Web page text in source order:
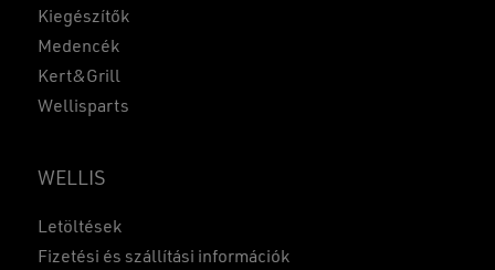
KOSÁR
Kiegészítők
Medencék
Kert&Grill
Wellisparts
WELLIS
Letöltések
Fizetési és szállítási információk